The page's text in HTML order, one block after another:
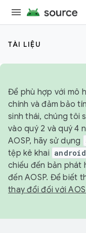
TÀI LIỆU
Để phù hợp với mô
chính và đảm bảo
sinh thái, chúng tôi
vào quý 2 và quý 4
AOSP, hãy sử dụng
tệp kê khai
chiếu đến bản phát
đến AOSP. Để biết
thay đổi đối với